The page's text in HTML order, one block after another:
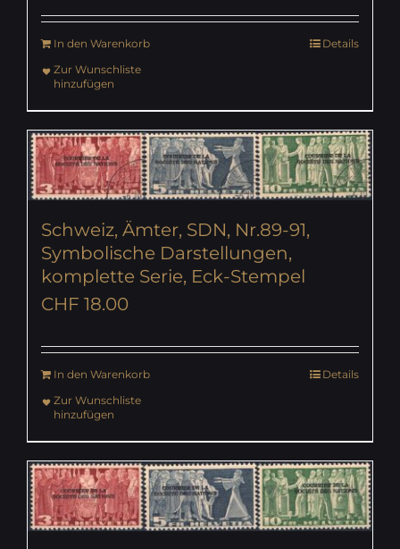
In den Warenkorb
Details
Zur Wunschliste
hinzufügen
Schweiz, Ämter, SDN, Nr.89-91,
Symbolische Darstellungen,
komplette Serie, Eck-Stempel
CHF 18.00
In den Warenkorb
Details
Zur Wunschliste
hinzufügen